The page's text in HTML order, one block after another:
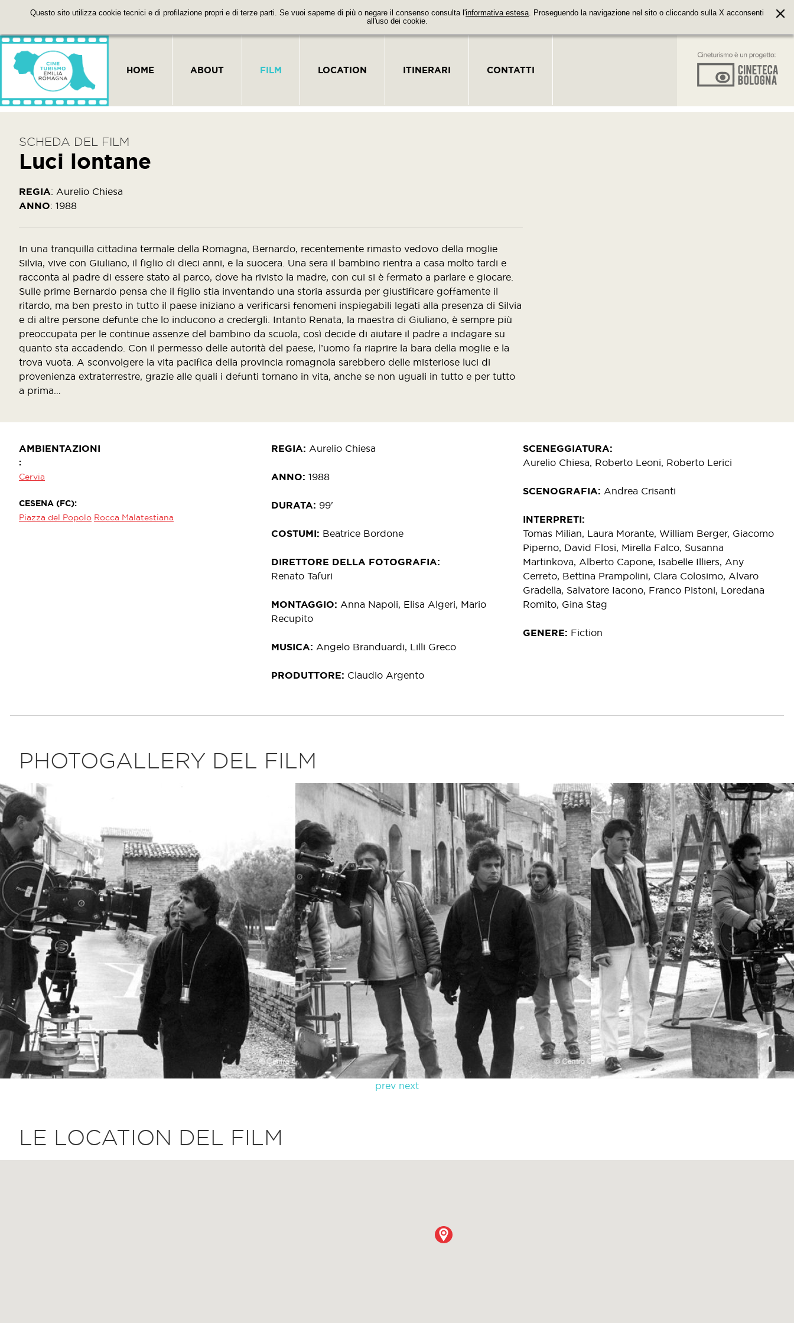
Questo sito utilizza cookie tecnici e di profilazione propri e di terze parti. Se vuoi saperne di più o negare il consenso consulta l'informativa estesa. Proseguendo la navigazione nel sito o cliccando sulla X acconsenti
all'uso dei cookie.
HOME ABOUT FILM LOCATION ITINERARI CONTATTI
SCHEDA DEL FILM
Luci lontane
REGIA: Aurelio Chiesa
ANNO: 1988
In una tranquilla cittadina termale della Romagna, Bernardo, recentemente rimasto vedovo della moglie
Silvia, vive con Giuliano, il figlio di dieci anni, e la suocera. Una sera il bambino rientra a casa molto tardi e
racconta al padre di essere stato al parco, dove ha rivisto la madre, con cui si è fermato a parlare e giocare.
Sulle prime Bernardo pensa che il figlio stia inventando una storia assurda per giustificare goffamente il
ritardo, ma ben presto in tutto il paese iniziano a verificarsi fenomeni inspiegabili legati alla presenza di Silvia
e di altre persone defunte che lo inducono a credergli. Intanto Renata, la maestra di Giuliano, è sempre più
preoccupata per le continue assenze del bambino da scuola, così decide di aiutare il padre a indagare su
quanto sta accadendo. Con il permesso delle autorità del paese, l’uomo fa riaprire la bara della moglie e la
trova vuota. A sconvolgere la vita pacifica della provincia romagnola sarebbero delle misteriose luci di
provenienza extraterrestre, grazie alle quali i defunti tornano in vita, anche se non uguali in tutto e per tutto
a prima…
AMBIENTAZIONI
Cervia
CESENA (FC)
Piazza del Popolo Rocca Malatestiana
REGIA Aurelio Chiesa
ANNO 1988
DURATA 99'
COSTUMI Beatrice Bordone
DIRETTORE DELLA FOTOGRAFIA
Renato Tafuri
MONTAGGIO
Anna Napoli, Elisa Algeri, Mario
Recupito
MUSICA Angelo Branduardi, Lilli Greco
PRODUTTORE Claudio Argento
SCENEGGIATURA
Aurelio Chiesa, Roberto Leoni, Roberto Lerici
SCENOGRAFIA Andrea Crisanti
INTERPRETI
Tomas Milian, Laura Morante, William Berger, Giacomo
Piperno, David Flosi, Mirella Falco, Susanna
Martinkova, Alberto Capone, Isabelle Illiers, Any
Cerreto, Bettina Prampolini, Clara Colosimo, Alvaro
Gradella, Salvatore Iacono, Franco Pistoni, Loredana
Romito, Gina Stag
GENERE Fiction
PHOTOGALLERY DEL FILM
prev next
LE LOCATION DEL FILM